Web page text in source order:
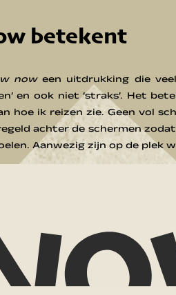
betekent
noween uitdrukking die
en ook niet ‘straks’. Het
hoe ik reizen zie. Geen vol
achter de schermen
Aanwezig zijn op de plek